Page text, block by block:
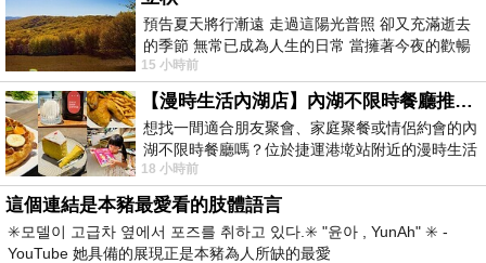
品吧。儘管覺得蘇珊和桃樂絲的愛恨糾葛，寫得有些淺，
但這仍是一部很多橋段拆開來看，能讓我覺得神采飛揚的
作品，例如梅莉史翠普的獻唱，情緒非常到位，而莎莉麥
克琳的演唱，那種「我要把女兒比下去」競爭心態的表
演，也是光芒萬丈。
.
另外，我好喜歡蘇珊在片中和導演的一段對話。
.
預告夏天將行漸遠 走過這陽光普照 卻又充滿逝去
的季節 無常已成為人生的日常 當擁著今夜的歡暢
舒心 轉眼驟成昨日 而明晨 太陽
15 小時前
【漫時生活內湖店】內湖不限時餐廳推薦｜捷運港墘站美食，聚餐、約會、家庭聚會首選，正餐甜點一次滿足
想找一間適合朋友聚會、家庭聚餐或情侶約會的內
湖不限時餐廳嗎？位於捷運港墘站附近的漫時生活
內湖店，從捷運站步行約4分鐘即可抵
18 小時前
這個連結是本豬最愛看的肢體語言
✳️모델이 고급차 옆에서 포즈를 취하고 있다.✳️ "윤아 , YunAh" ✳️ -
YouTube 她具備的展現正是本豬為人所缺的最愛